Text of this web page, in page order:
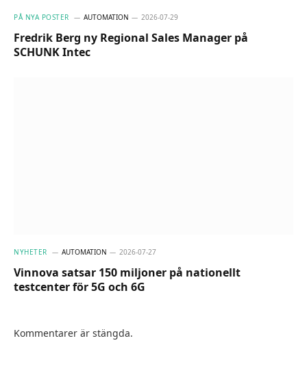
PÅ NYA POSTER AUTOMATION 2026-07-29
Fredrik Berg ny Regional Sales Manager på
SCHUNK Intec
NYHETER AUTOMATION 2026-07-27
Vinnova satsar 150 miljoner på nationellt
testcenter för 5G och 6G
Kommentarer är stängda.